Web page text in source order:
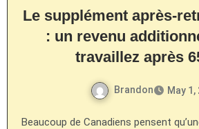
Le supplément après-
: un revenu
travaillez après
Brandon May 1,
Beaucoup de Canadiens pensent qu’une fois la pension du